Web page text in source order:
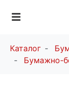
Каталог
Бумажно-